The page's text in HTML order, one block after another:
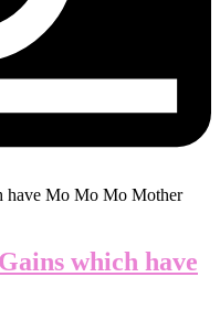
which have